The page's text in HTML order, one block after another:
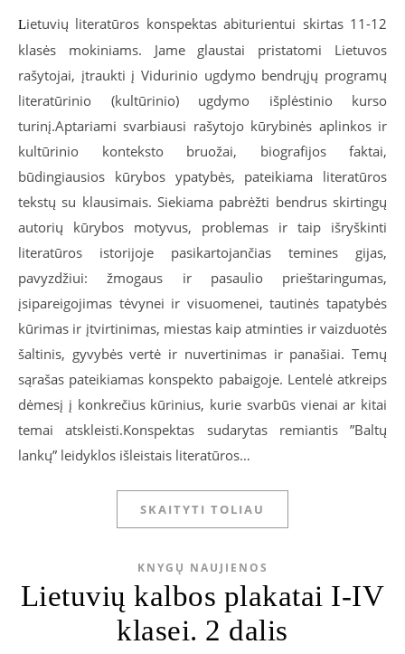
Lietuvių literatūros konspektas abiturientui skirtas 11-12
klasės mokiniams. Jame glaustai pristatomi Lietuvos
rašytojai, įtraukti į Vidurinio ugdymo bendrųjų programų
literatūrinio (kultūrinio) ugdymo išplėstinio kurso
turinį.Aptariami svarbiausi rašytojo kūrybinės aplinkos ir
kultūrinio konteksto bruožai, biografijos faktai,
būdingiausios kūrybos ypatybės, pateikiama literatūros
tekstų su klausimais. Siekiama pabrėžti bendrus skirtingų
autorių kūrybos motyvus, problemas ir taip išryškinti
literatūros istorijoje pasikartojančias temines gijas,
pavyzdžiui: žmogaus ir pasaulio prieštaringumas,
įsipareigojimas tėvynei ir visuomenei, tautinės tapatybės
kūrimas ir įtvirtinimas, miestas kaip atminties ir vaizduotės
šaltinis, gyvybės vertė ir nuvertinimas ir panašiai. Temų
sąrašas pateikiamas konspekto pabaigoje. Lentelė atkreips
dėmesį į konkrečius kūrinius, kurie svarbūs vienai ar kitai
temai atskleisti.Konspektas sudarytas remiantis ”Baltų
lankų” leidyklos išleistais literatūros…
SKAITYTI TOLIAU
KNYGŲ NAUJIENOS
Lietuvių kalbos plakatai I-IV
klasei. 2 dalis